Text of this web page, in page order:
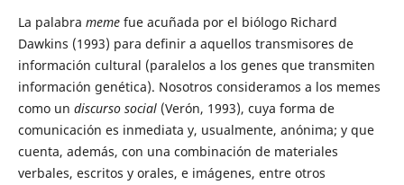
La palabra memefue acuñada por el biólogo Richard
Dawkins (1993) para definir a aquellos transmisores de
información cultural (paralelos a los genes que transmiten
información genética). Nosotros consideramos a los memes
como un discurso social(Verón, 1993), cuya forma de
comunicación es inmediata y, usualmente, anónima; y que
cuenta, además, con una combinación de materiales
verbales, escritos y orales, e imágenes, entre otros